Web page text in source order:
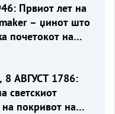
Првиот лет на
– џинот што
почетокот на
АВГУСТ 1786:
светскиот
покривот на